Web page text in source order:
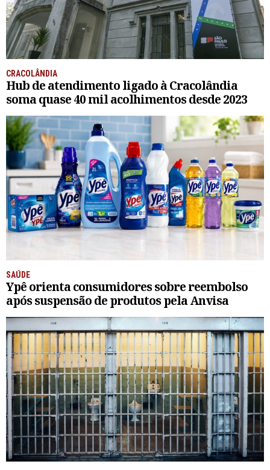
CRACOLÂNDIA
Hub de atendimento ligado à Cracolândia
soma quase 40 mil acolhimentos desde 2023
SAÚDE
Ypê orienta consumidores sobre reembolso
após suspensão de produtos pela Anvisa